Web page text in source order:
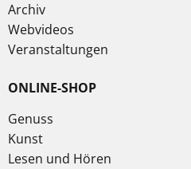
Archiv
Webvideos
Veranstaltungen
ONLINE-SHOP
Genuss
Kunst
Lesen und Hören